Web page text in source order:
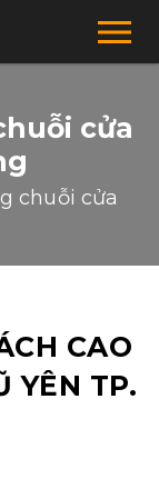
cửa
chuỗi cửa
CAO
YÊN TP.